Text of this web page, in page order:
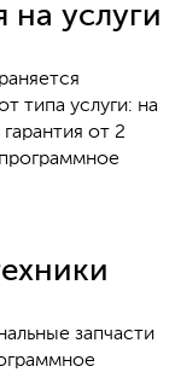
на услуги
типа услуги: на
от 2
запчасти